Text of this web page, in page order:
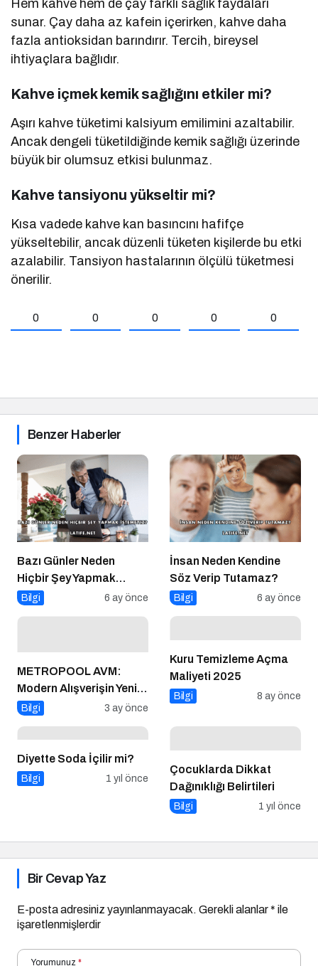
Hem kahve hem de çay farklı sağlık faydaları
sunar. Çay daha az kafein içerirken, kahve daha
fazla antioksidan barındırır. Tercih, bireysel
ihtiyaçlara bağlıdır.
Kahve içmek kemik sağlığını etkiler mi?
Aşırı kahve tüketimi kalsiyum emilimini azaltabilir.
Ancak dengeli tüketildiğinde kemik sağlığı üzerinde
büyük bir olumsuz etkisi bulunmaz.
Kahve tansiyonu yükseltir mi?
Kısa vadede kahve kan basıncını hafifçe
yükseltebilir, ancak düzenli tüketen kişilerde bu etki
azalabilir. Tansiyon hastalarının ölçülü tüketmesi
önerilir.
0 0 0 0 0
Benzer Haberler
Bazı Günler Neden
Hiçbir Şey Yapmak
İstemeyiz?
Bilgi 6 ay önce
İnsan Neden Kendine
Söz Verip Tutamaz?
Bilgi 6 ay önce
METROPOOL AVM:
Modern Alışverişin Yeni
Adresi
Bilgi 3 ay önce
Kuru Temizleme Açma
Maliyeti 2025
Bilgi 8 ay önce
Diyette Soda İçilir mi?
Bilgi 1 yıl önce
Çocuklarda Dikkat
Dağınıklığı Belirtileri
Bilgi 1 yıl önce
Bir Cevap Yaz
E-posta adresiniz yayınlanmayacak. Gerekli alanlar* ile
işaretlenmişlerdir
Yorumunuz *